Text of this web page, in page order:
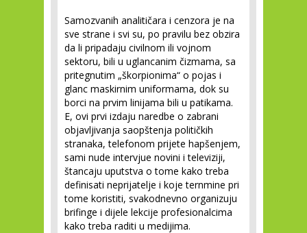
Samozvanih analitičara i cenzora je na
sve strane i svi su, po pravilu bez obzira
da li pripadaju civilnom ili vojnom
sektoru, bili u uglancanim čizmama, sa
pritegnutim „škorpionima“ o pojas i
glanc maskirnim uniformama, dok su
borci na prvim linijama bili u patikama.
E, ovi prvi izdaju naredbe o zabrani
objavljivanja saopštenja političkih
stranaka, telefonom prijete hapšenjem,
sami nude intervjue novini i televiziji,
štancaju uputstva o tome kako treba
definisati neprijatelje i koje ternmine pri
tome koristiti, svakodnevno organizuju
brifinge i dijele lekcije profesionalcima
kako treba raditi u medijima.